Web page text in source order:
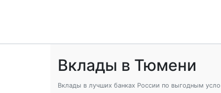
Вклады в Тюмени
Вклады в лучших банках России по выгодным